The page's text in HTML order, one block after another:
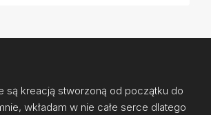
są kreacją stworzoną od początku do
wkładam w nie całe serce dlatego